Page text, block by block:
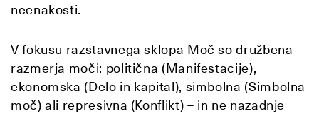
neenakosti.
V fokusu razstavnega sklopa Moč so družbena
razmerja moči: politična (Manifestacije),
ekonomska (Delo in kapital), simbolna (Simbolna
moč) ali represivna (Konflikt) – in ne nazadnje